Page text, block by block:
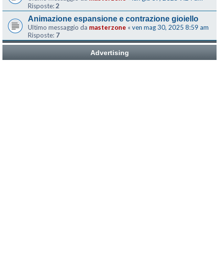
Risposte:2
Animazione espansione e contrazione gioiello
Ultimo messaggio da masterzone « ven mag 30, 2025 8:59 am
Risposte: 7
Advertising